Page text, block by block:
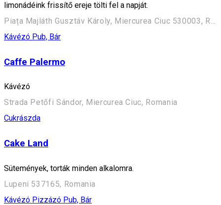
limonádéink frissítő ereje tölti fel a napját.
Piața Majláth Gusztáv Károly, Miercurea Ciuc 530003, Romania
Kávézó Pub, Bár
Caffe Palermo
Kávézó
Strada Petőfi Sándor, Miercurea Ciuc, Romania
Cukrászda
Cake Land
Sütemények, torták minden alkalomra.
Lupeni 537165, Romania
Kávézó Pizzázó Pub, Bár